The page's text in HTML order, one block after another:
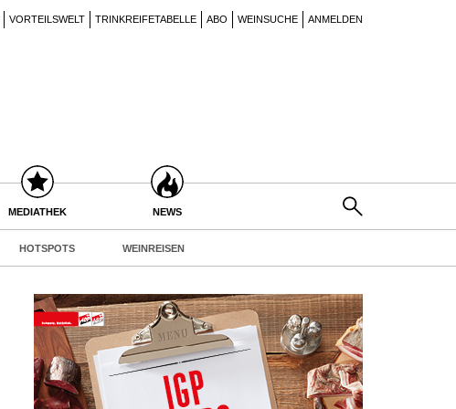
VORTEILSWELT TRINKREIFETABELLE ABO WEINSUCHE ANMELDEN
MEDIATHEK NEWS
HOTSPOTS WEINREISEN